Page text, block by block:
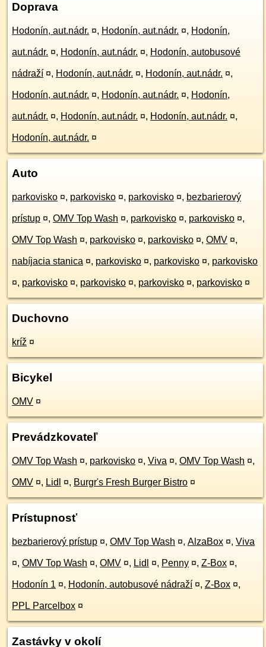
Doprava
Hodonín, aut.nádr. ¤, Hodonín, aut.nádr. ¤, Hodonín,
aut.nádr. ¤, Hodonín, aut.nádr. ¤, Hodonín, autobusové
nádraží ¤, Hodonín, aut.nádr. ¤, Hodonín, aut.nádr. ¤,
Hodonín, aut.nádr. ¤, Hodonín, aut.nádr. ¤, Hodonín,
aut.nádr. ¤, Hodonín, aut.nádr. ¤, Hodonín, aut.nádr. ¤,
Hodonín, aut.nádr. ¤
Auto
parkovisko ¤, parkovisko ¤, parkovisko ¤, bezbarierový
prístup ¤, OMV Top Wash ¤, parkovisko ¤, parkovisko ¤,
OMV Top Wash ¤, parkovisko ¤, parkovisko ¤, OMV ¤,
nabíjacia stanica ¤, parkovisko ¤, parkovisko ¤, parkovisko
¤, parkovisko ¤, parkovisko ¤, parkovisko ¤, parkovisko ¤
Duchovno
kríž ¤
Bicykel
OMV ¤
Prevádzkovateľ
OMV Top Wash ¤, parkovisko ¤, Viva ¤, OMV Top Wash ¤,
OMV ¤, Lidl ¤, Burgr's Fresh Burger Bistro ¤
Prístupnosť
bezbarierový prístup ¤, OMV Top Wash ¤, AlzaBox ¤, Viva
¤, OMV Top Wash ¤, OMV ¤, Lidl ¤, Penny ¤, Z-Box ¤,
Hodonín 1 ¤, Hodonín, autobusové nádraží ¤, Z-Box ¤,
PPL Parcelbox ¤
Zastávky v okolí